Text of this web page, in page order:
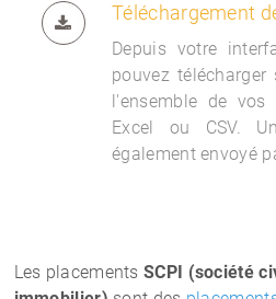
Téléchargement
Depuis votre
pouvez
l'ensemble de
Excel ou CSV.
également envoyé
Les placements SCPI (société